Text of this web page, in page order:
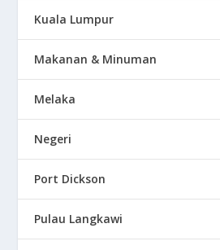
Kuala Lumpur
Makanan & Minuman
Melaka
Negeri
Port Dickson
Pulau Langkawi